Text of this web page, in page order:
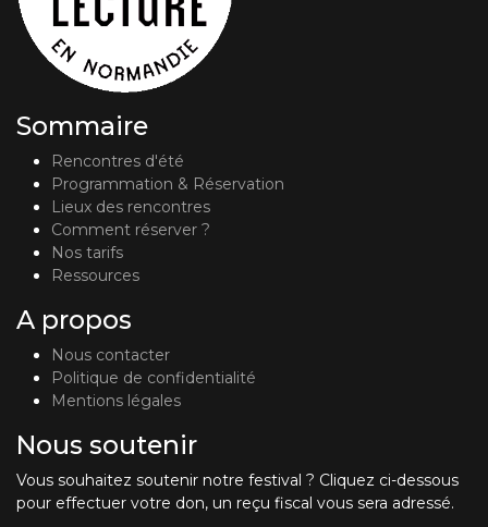
Sommaire
Rencontres d'été
Programmation & Réservation
Lieux des rencontres
Comment réserver ?
Nos tarifs
Ressources
A propos
Nous contacter
Politique de confidentialité
Mentions légales
Nous soutenir
Vous souhaitez soutenir notre festival ? Cliquez ci-dessous
pour effectuer votre don, un reçu fiscal vous sera adressé.